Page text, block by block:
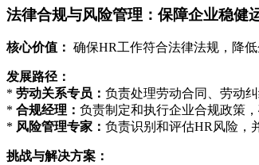
法律合规与风险管理：保障企业稳健
核心价值： 确保HR工作符合法律法规，降低
发展路径：
* 劳动关系专员： 负责处理劳动合同、劳动纠
* 合规经理： 负责制定和执行企业合规政策
* 风险管理专家： 负责识别和评估HR风险，
挑战与解决方案：